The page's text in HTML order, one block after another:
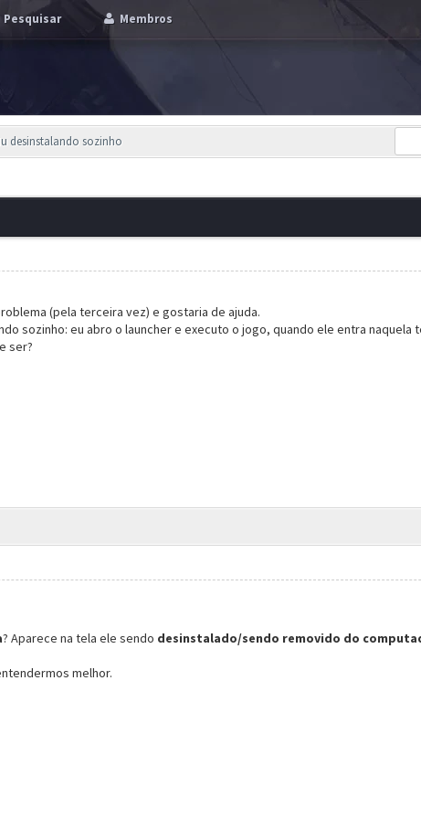
Pesquisar Membros
desinstalando sozinho
(pela terceira vez) e gostaria de ajuda.
sozinho: eu abro o launcher e executo o jogo, quando ele entra
ser?
? Aparece na tela ele sendo desinstalado/sendo removido do
melhor.